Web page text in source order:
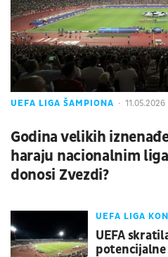
UEFA LIGA ŠAMPIONA 11.05.2026
Godina velikih
haraju nacionalnim
donosi Zvezdi?
UEFA LIGA
UEFA